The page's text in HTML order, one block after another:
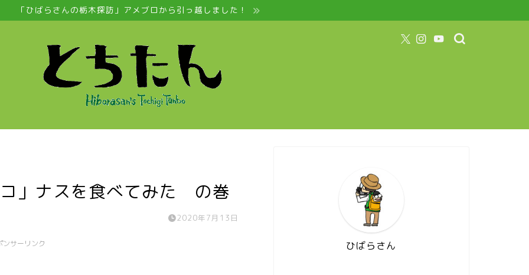
「ひばらさんの栃木探訪」アメブロから引っ越しました！
」ナスを食べてみた の巻
2020年7月13日
ンサーリンク ひばらさん